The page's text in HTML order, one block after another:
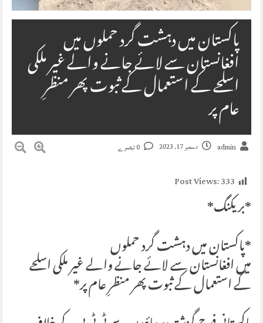
پاکستان میں دہشت گرد حملوں میں
افغانستان سے لائے جانے والے غیر ملکی
اسلحے کے استعمال کے ثبوت پھر منظرِ
عام پر
admin دسمبر 17, 2023
Post Views:333
*بریکنگ*
*پاکستان میں دہشت گرد حملوں
میں افغانستان سے لائے جانے والے غیر ملکی اسلحے
کے استعمال کے ثبوت پھر منظرِ عام پر*